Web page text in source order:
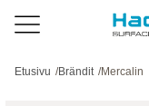
Etusivu /Brändit /Mercalin